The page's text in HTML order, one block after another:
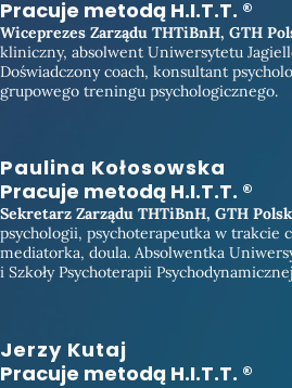
Pracuje metodą H.I.T.T. ®
Wiceprezes Zarządu THTiBnH, GTH
kliniczny, absolwent Uniwersytetu
Doświadczony coach, konsultant
grupowego treningu psychologicznego.
Paulina Kołosowska
Pracuje metodą H.I.T.T. ®
Sekretarz Zarządu THTiBnH, GTH
psychologii, psychoterapeutka w trakcie
mediatorka, doula. Absolwentka
i Szkoły Psychoterapii
Jerzy Kutaj
Pracuje metodą H.I.T.T. ®